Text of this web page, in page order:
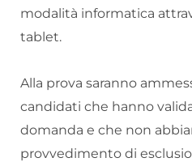
modalità informatica
tablet.
Alla prova saranno
candidati che hanno
domanda e che non
provvedimento di